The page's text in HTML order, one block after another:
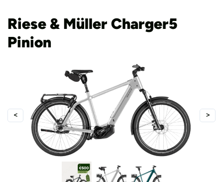
Riese & Müller Charger5
Pinion